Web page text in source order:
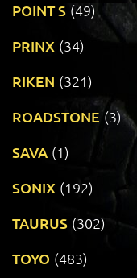
POINT S (49)
PRINX (34)
RIKEN (321)
ROADSTONE (3)
SAVA (1)
SONIX (192)
TAURUS (302)
TOYO (483)